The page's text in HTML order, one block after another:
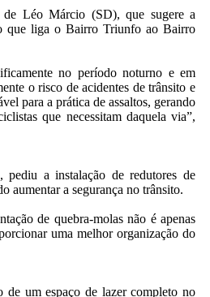
de Léo Márcio (SD), que sugere a
que liga o Bairro Triunfo ao Bairro
no período noturno e em
o risco de acidentes de trânsito e
para a prática de assaltos, gerando
que necessitam daquela via”,
pediu a instalação de redutores de
aumentar a segurança no trânsito.
de quebra-molas não é apenas
uma melhor organização do
de um espaço de lazer completo no